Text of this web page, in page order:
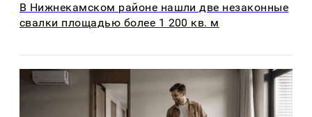
В Нижнекамском районе нашли две незаконные
свалки площадью более 1 200 кв. м